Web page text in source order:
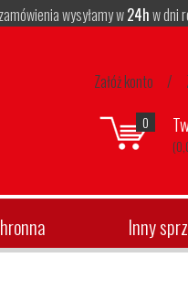
zamówienia wysyłamy w24hw dni
Załóż konto /
0
Inny